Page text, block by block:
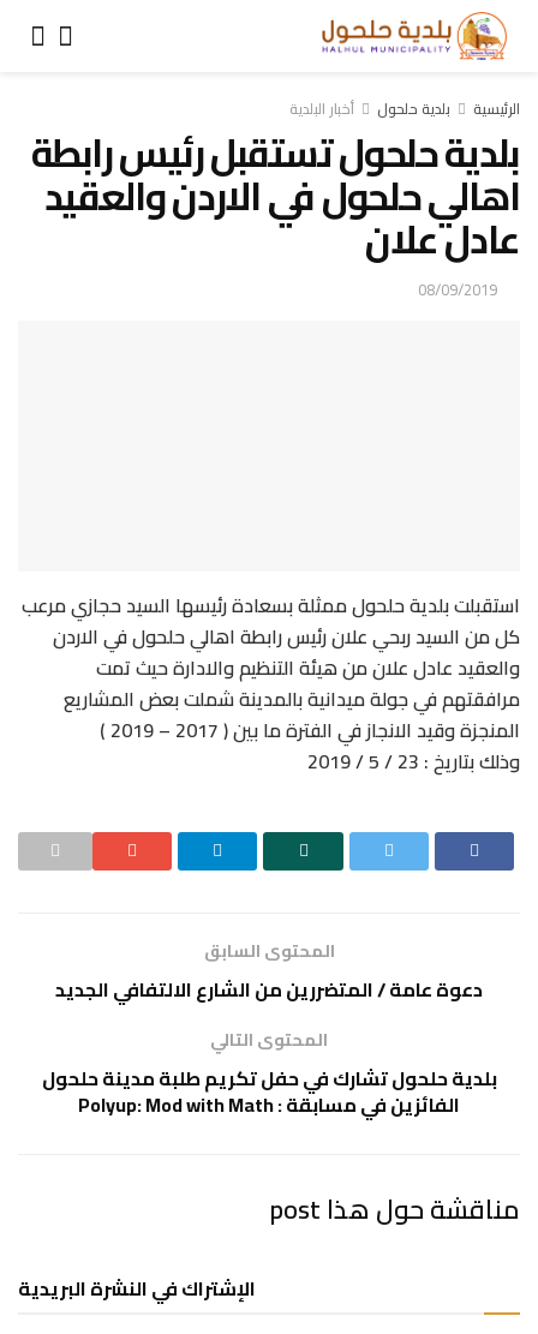
الرئيسية بلدية حلحول أخبار البلدية
بلدية حلحول تستقبل رئيس رابطة
اهالي حلحول في الاردن والعقيد
عادل علان
08/09/2019
استقبلت بلدية حلحول ممثلة بسعادة رئيسها السيد حجازي مرعب
كل من السيد ربحي علان رئيس رابطة اهالي حلحول في الاردن
والعقيد عادل علان من هيئة التنظيم والادارة حيث تمت
مرافقتهم في جولة ميدانية بالمدينة شملت بعض المشاريع
المنجزة وقيد الانجاز في الفترة ما بين ( 2017 – 2019 )
وذلك بتاريخ : 23 / 5 / 2019
المحتوى السابق
دعوة عامة / المتضررين من الشارع الالتفافي الجديد
المحتوى التالي
بلدية حلحول تشارك في حفل تكريم طلبة مدينة حلحول
الفائزين في مسابقة : Polyup: Mod with Math
مناقشة حول هذا post
الإشتراك في النشرة البريدية